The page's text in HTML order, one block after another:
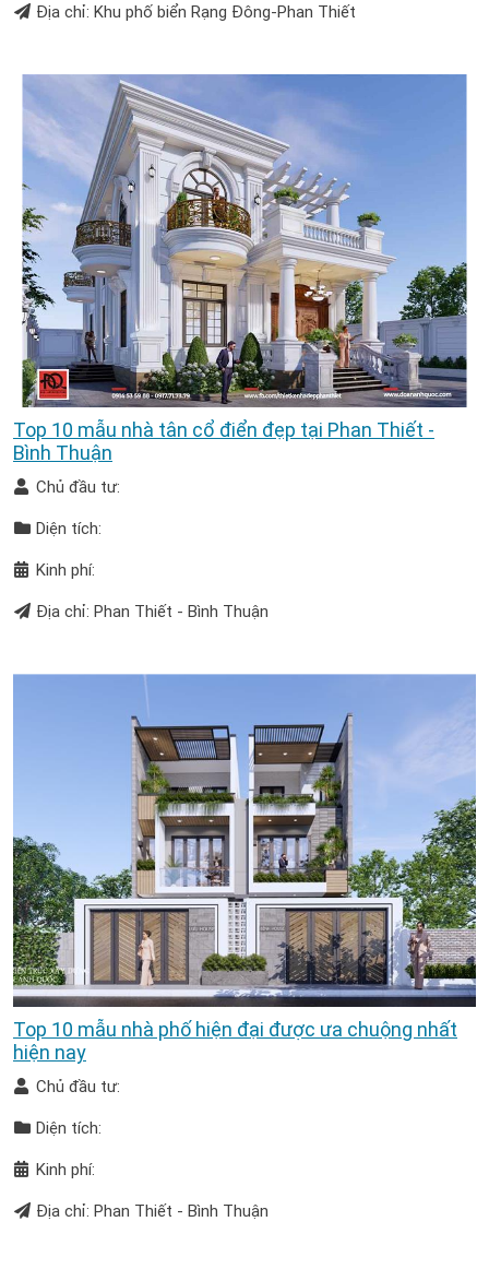
Địa chỉ: Khu phố biển Rạng Đông-Phan Thiết
Top 10 mẫu nhà tân cổ điển đẹp tại Phan Thiết -
Bình Thuận
Chủ đầu tư:
Diện tích:
Kinh phí:
Địa chỉ: Phan Thiết - Bình Thuận
Top 10 mẫu nhà phố hiện đại được ưa chuộng nhất
hiện nay
Chủ đầu tư:
Diện tích:
Kinh phí:
Địa chỉ: Phan Thiết - Bình Thuận